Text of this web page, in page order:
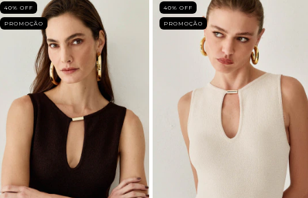
40% OFF
PROMOÇÃO
40% OFF
PROMOÇÃO